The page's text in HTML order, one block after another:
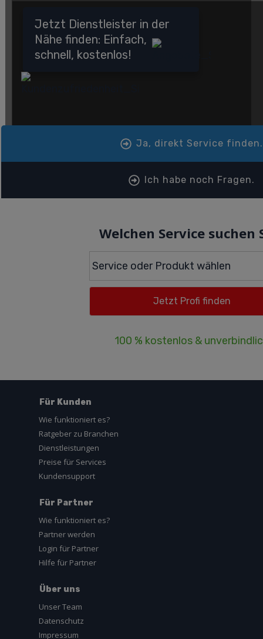
Jetzt Dienstleister in der
Nähe finden: Einfach,
schnell, kostenlos!
Ja, direkt Service finden.
Ich habe noch Fragen.
Welchen Service suchen
100 % kostenlos &
Für Kunden
Wie funktioniert es?
Ratgeber zu Branchen
Dienstleistungen
Preise für Services
Kundensupport
Für Partner
Wie funktioniert es?
Partner werden
Login für Partner
Hilfe für Partner
Über uns
Unser Team
Datenschutz
Impressum